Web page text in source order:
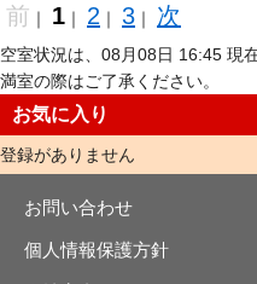
前 ｜ 1 ｜ 2 ｜ 3 ｜ 次
空室状況は、08月08日 16:45 現
満室の際はご了承ください。
お気に入り
登録がありません
お問い合わせ
個人情報保護方針